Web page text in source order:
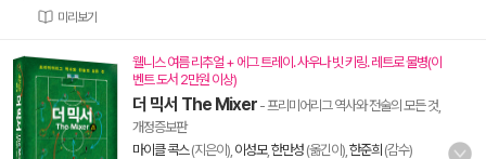
미리보기
웰니스 여름 리추얼 + 에그 트레이. 사우나 빗 키링. 레트로 물병(이
벤트 도서 2만원 이상)
더 믹서 The Mixer - 프리미어리그 역사와 전술의 모든 것,
개정증보판
마이클 콕스(지은이), 이성모, 한만성 (옮긴이), 한준희 (감수)